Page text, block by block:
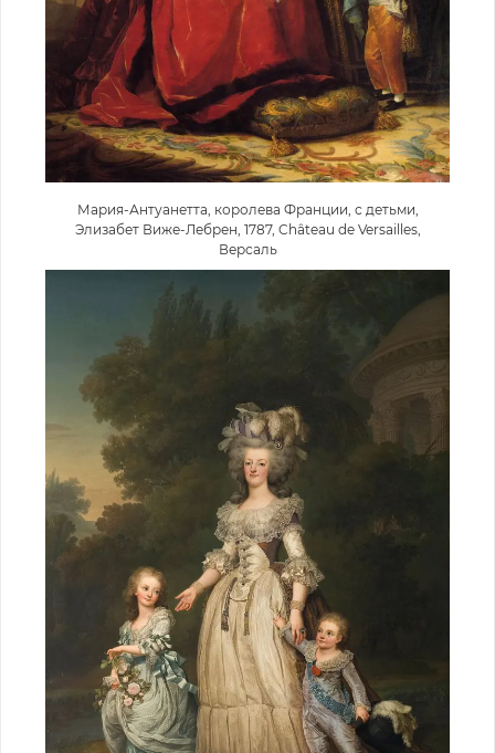
Мария-Антуанетта, королева Франции, с детьми,
Элизабет Виже-Лебрен, 1787, Château de Versailles,
Версаль